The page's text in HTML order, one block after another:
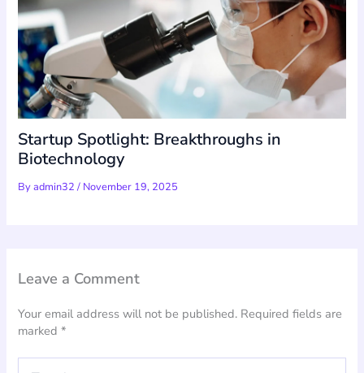
Startup Spotlight: Breakthroughs in
Biotechnology
Byadmin32/ November 19, 2025
Leave a Comment
Your email address will not be published. Required fields are
marked*